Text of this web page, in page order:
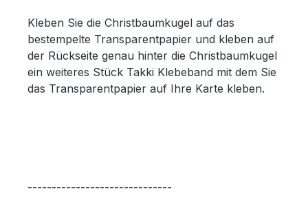
Kleben Sie die Christbaumkugel auf das
bestempelte Transparentpapier und kleben auf
der Rückseite genau hinter die Christbaumkugel
ein weiteres Stück Takki Klebeband mit dem Sie
das Transparentpapier auf Ihre Karte kleben.
------------------------------